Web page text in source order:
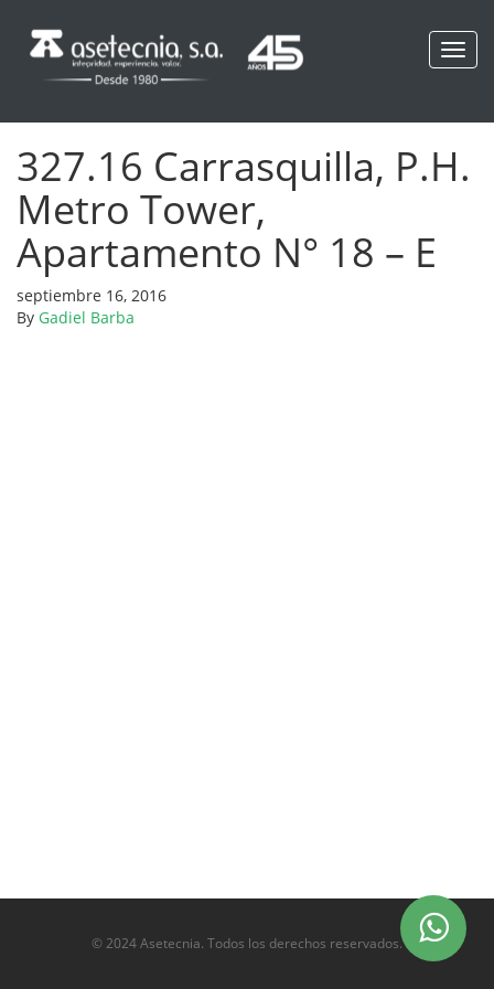
327.16 Carrasquilla, P.H.
Metro Tower,
Apartamento N° 18 – E
septiembre 16, 2016
By Gadiel Barba
© 2024 Asetecnia. Todos los derechos reservados.